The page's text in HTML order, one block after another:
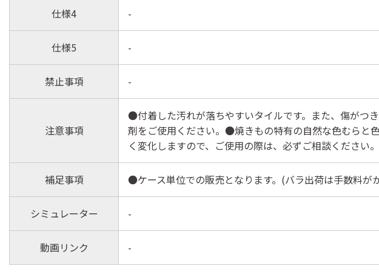
仕様4 -
仕様5 -
禁止事項 -
注意事項
●付着した汚れが落ちやすいタイルです。また、傷がつ
剤をご使用ください。●焼きもの特有の自然な色むらと
く変化しますので、ご使用の際は、必ずご相談ください。
補足事項 ●ケース単位での販売となります。(バラ出荷は手数料が
シミュレーター -
動画リンク -